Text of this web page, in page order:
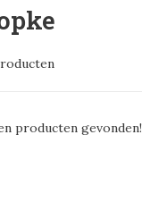
producten